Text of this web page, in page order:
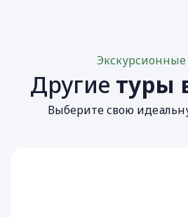
Другие туры
Выберите свою